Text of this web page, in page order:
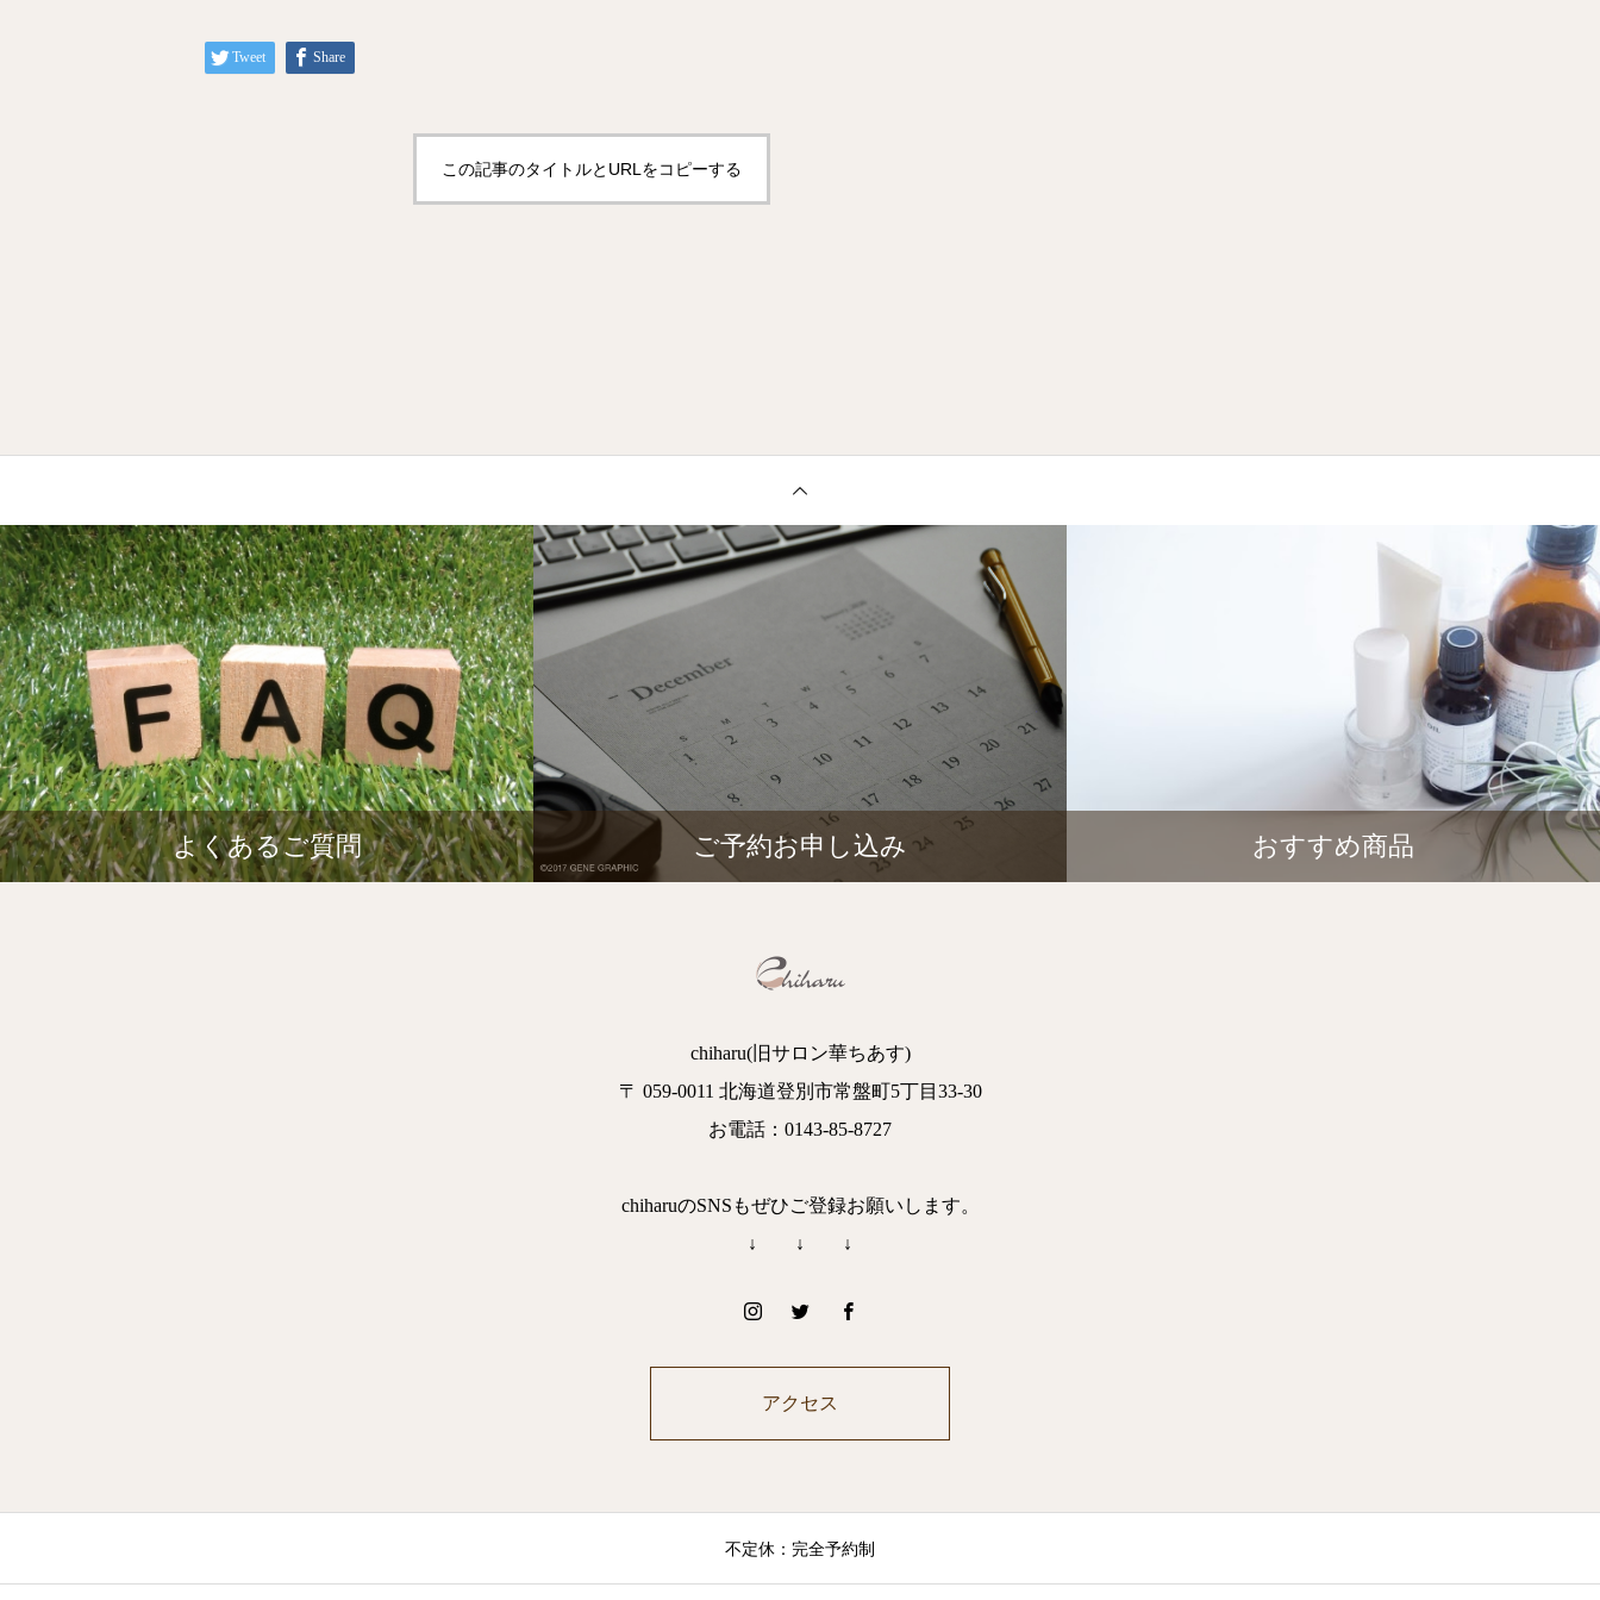
Tweet Share
この記事のタイトルとURLをコピーする
よくあるご質問 ご予約お申し込み おすすめ商品
chiharu(旧サロン華ちあす)
〒 059-0011 北海道登別市常盤町5丁目33-30
お電話：0143-85-8727
chiharuのSNSもぜひご登録お願いします。
↓ ↓ ↓
アクセス
不定休：完全予約制